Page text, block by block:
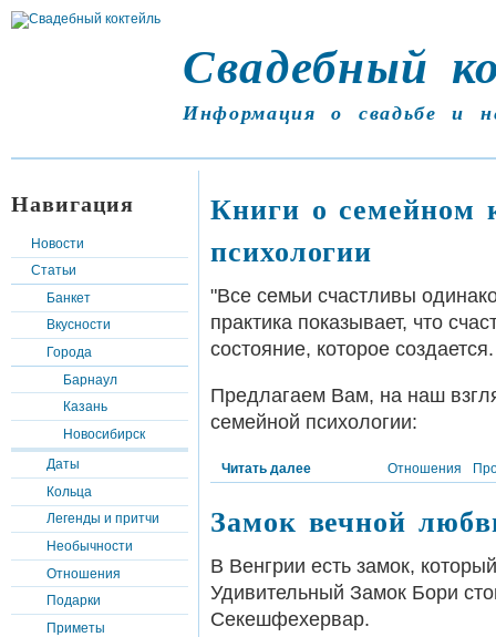
Свадебный
Информация о свадьбе и
Навигация
Новости
Статьи
Банкет
Вкусности
Города
Барнаул
Казань
Новосибирск
Даты
Кольца
Легенды и притчи
Необычности
Отношения
Подарки
Приметы
Книги о семейном
психологии
"Все семьи счастливы
практика показывает, что
состояние, которое создается.
Предлагаем Вам, на наш
семейной психологии:
Читать далее Отношения
Замок вечной
В Венгрии есть замок,
Удивительный Замок Бори
Секешфехервар.